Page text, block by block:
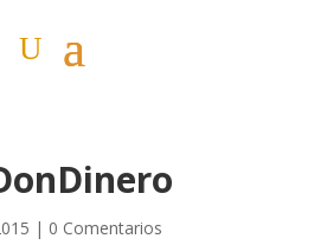
| 0 Comentarios